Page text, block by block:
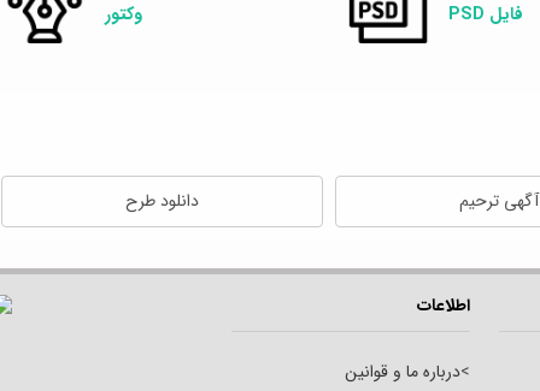
فایل PSD وکتور
آگهی ترحیم دانلود طرح
اطلاعات
>درباره ما و قوانین